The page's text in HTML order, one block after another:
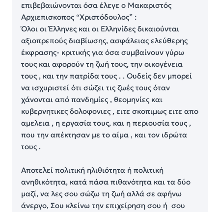
επιβεβαιώνονται όσα έλεγε ο Μακαριστός
Αρχιεπισκοπος “Χριστόδουλος” :
Όλοι οι Έλληνες και οι Ελληνίδες δικαιούνται
αξιοπρεπούς διαβίωσης, ασφάλειας ελεύθερης
έκφρασης- κριτικής για όσα συμβαίνουν γύρω
τους και αφορούν τη ζωή τους, την οικογένεια
τους , και την πατρίδα τους . . Ουδείς δεν μπορεί
να ισχυριστεί ότι σώζει τις ζωές τους όταν
χάνονται από πανδημίες , θεομηνίες και
κυβερνητικες δολοφονιες , ειτε σκοπιμως ειτε απο
αμελεια , η εργασία τους, και η περιουσία τους ,
που την απέκτησαν με το αίμα , και τον ιδρώτα
τους .
Αποτελεί πολιτική ηλιθιότητα ή πολιτική
ανηθικότητα, κατά πάσα πιθανότητα και τα δύο
μαζί, να λες σου σώζω τη ζωή αλλά σε αφήνω
άνεργο, Σου κλείνω την επιχείρηση σου ή σου